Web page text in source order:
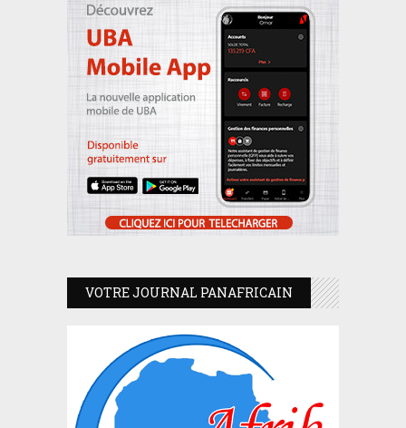
VOTRE JOURNAL PANAFRICAIN